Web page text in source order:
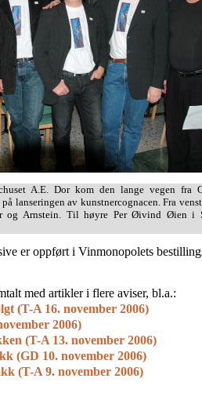
A.E. Dor kom den lange vegen fra
lanseringen av kunstnercognacen. Fra
og Arnstein. Til høyre Per Øivind Øien i
er oppført i Vinmonopolets
med artikler i flere aviser, bl.a.:
(T-A 16. november 2006)
2006)
(T-A 13. november 2006)
(GD 10. november 2006)
(T-A 9. november 2006)